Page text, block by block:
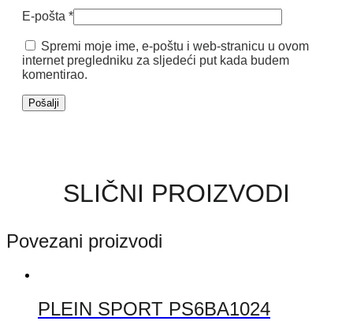
E-pošta *
Spremi moje ime, e-poštu i web-stranicu u ovom
internet pregledniku za sljedeći put kada budem
komentirao.
SLIČNI PROIZVODI
Povezani proizvodi
PLEIN SPORT PS6BA1024